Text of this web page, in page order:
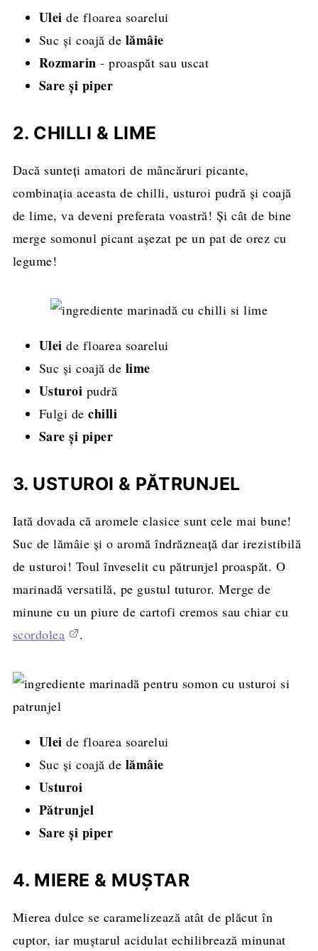
Uleide floarea soarelui
Suc și coajă de lămâie
Rozmarin- proaspăt sau uscat
Sare și piper
2. CHILLI & LIME
Dacă sunteți amatori de mâncăruri picante,
combinația aceasta de chilli, usturoi pudră și coajă
de lime, va deveni preferata voastră! Și cât de bine
merge somonul picant așezat pe un pat de orez cu
legume!
Uleide floarea soarelui
Suc și coajă de lime
Usturoi pudră
Fulgi dechilli
Sare și piper
3. USTUROI & PĂTRUNJEL
Iată dovada că aromele clasice sunt cele mai bune!
Suc de lămâie și o aromă îndrăzneață dar irezistibilă
de usturoi! Toul înveselit cu pătrunjel proaspăt. O
marinadă versatilă, pe gustul tuturor. Merge de
minune cu un piure de cartofi cremos sau chiar cu
scordolea
.
Uleide floarea soarelui
Suc și coajă de lămâie
Usturoi
Pătrunjel
Sare și piper
4. MIERE & MUȘTAR
Mierea dulce se caramelizează atât de plăcut în
cuptor, iar muștarul acidulat echilibrează minunat